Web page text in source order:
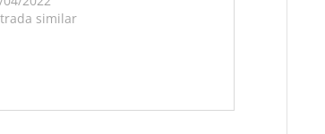
similar